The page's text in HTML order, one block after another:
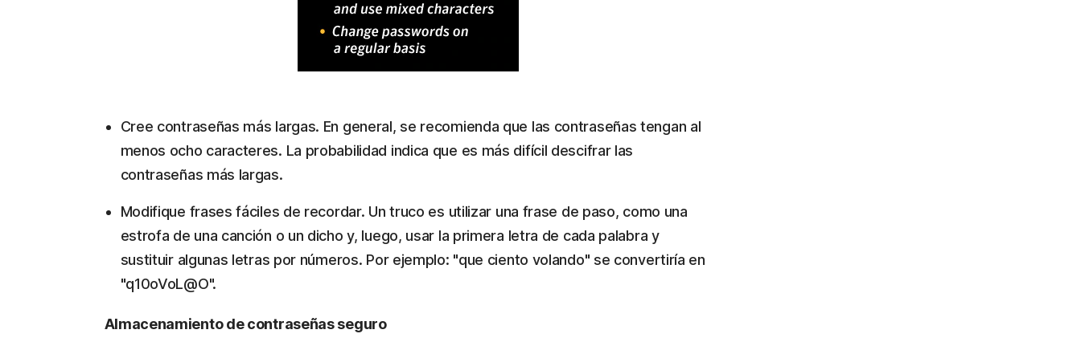
Cree contraseñas más largas. En general, se recomienda que las contraseñas tengan al
menos ocho caracteres. La probabilidad indica que es más difícil descifrar las
contraseñas más largas.
Modifique frases fáciles de recordar. Un truco es utilizar una frase de paso, como una
estrofa de una canción o un dicho y, luego, usar la primera letra de cada palabra y
sustituir algunas letras por números. Por ejemplo: "que ciento volando" se convertiría en
"q10oVoL@O".
Almacenamiento de contraseñas seguro